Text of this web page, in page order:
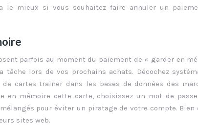
le mieux si vous souhaitez faire annuler un
parfois au moment du paiement de « garder en
lors de vos prochains achats. Décochez
cartes trainer dans les bases de données des
en mémoire cette carte, choisissez un mot de
pour éviter un piratage de votre compte. Bien
sites web.